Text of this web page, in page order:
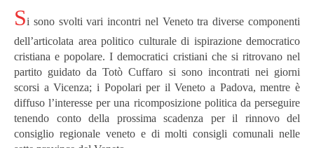
Si sono svolti vari incontri nel Veneto tra diverse componenti
dell’articolata area politico culturale di ispirazione democratico
cristiana e popolare. I democratici cristiani che si ritrovano nel
partito guidato da Totò Cuffaro si sono incontrati nei giorni
scorsi a Vicenza; i Popolari per il Veneto a Padova, mentre è
diffuso l’interesse per una ricomposizione politica da perseguire
tenendo conto della prossima scadenza per il rinnovo del
consiglio regionale veneto e di molti consigli comunali nelle